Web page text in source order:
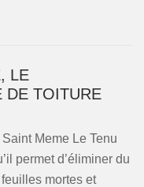
LE
DE TOITURE
Meme Le Tenu
permet d’éliminer du
mortes et